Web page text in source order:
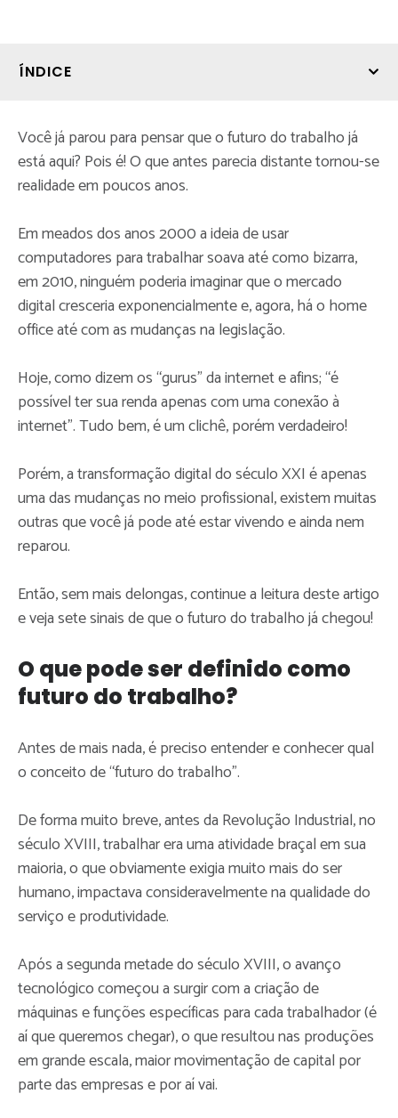
ÍNDICE
Você já parou para pensar que o futuro do trabalho já
está aqui? Pois é! O que antes parecia distante tornou-se
realidade em poucos anos.
Em meados dos anos 2000 a ideia de usar
computadores para trabalhar soava até como bizarra,
em 2010, ninguém poderia imaginar que o mercado
digital cresceria exponencialmente e, agora, há o home
office até com as mudanças na legislação.
Hoje, como dizem os “gurus” da internet e afins; “é
possível ter sua renda apenas com uma conexão à
internet”. Tudo bem, é um clichê, porém verdadeiro!
Porém, a transformação digital do século XXI é apenas
uma das mudanças no meio profissional, existem muitas
outras que você já pode até estar vivendo e ainda nem
reparou.
Então, sem mais delongas, continue a leitura deste artigo
e veja sete sinais de que o futuro do trabalho já chegou!
O que pode ser definido como
futuro do trabalho?
Antes de mais nada, é preciso entender e conhecer qual
o conceito de “futuro do trabalho”.
De forma muito breve, antes da Revolução Industrial, no
século XVIII, trabalhar era uma atividade braçal em sua
maioria, o que obviamente exigia muito mais do ser
humano, impactava consideravelmente na qualidade do
serviço e produtividade.
Após a segunda metade do século XVIII, o avanço
tecnológico começou a surgir com a criação de
máquinas e funções específicas para cada trabalhador (é
aí que queremos chegar), o que resultou nas produções
em grande escala, maior movimentação de capital por
parte das empresas e por aí vai.